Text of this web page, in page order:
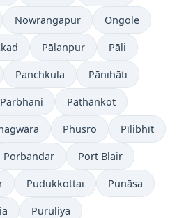
Nowrangapur Ongole
Pālanpur Pāli
Panchkula Pānihāti
Parbhani Pathānkot
Phusro Pīlibhīt
Porbandar Port Blair
Pudukkottai Punāsa
Puruliya